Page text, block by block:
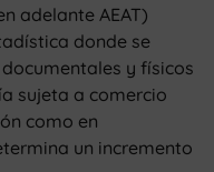
adelante AEAT)
donde se
y físicos
sujeta a comercio
como en
un incremento